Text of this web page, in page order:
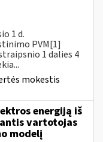
1 d.
PVM[1]
1 dalies 4
mokestis
energiją iš
vartotojas
modelį